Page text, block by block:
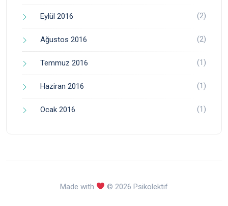
Eylül 2016 (2)
Ağustos 2016 (2)
Temmuz 2016 (1)
Haziran 2016 (1)
Ocak 2016 (1)
Made with © 2026 Psikolektif